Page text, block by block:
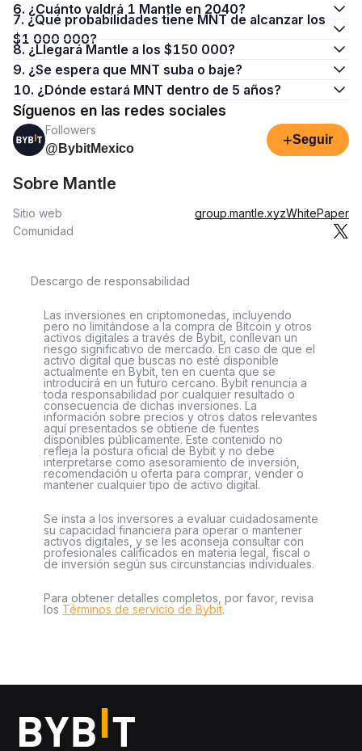
6. ¿Cuánto valdrá 1 Mantle en 2040?
7. ¿Qué probabilidades tiene MNT de alcanzar los
$1 000 000?
8. ¿Llegará Mantle a los $150 000?
9. ¿Se espera que MNT suba o baje?
10. ¿Dónde estará MNT dentro de 5 años?
Síguenos en las redes sociales
Followers
@BybitMexico
+Seguir
Sobre Mantle
Sitio web group.mantle.xyzWhitePaper
Comunidad
Descargo de responsabilidad
Las inversiones en criptomonedas, incluyendo
pero no limitándose a la compra de Bitcoin y otros
activos digitales a través de Bybit, conllevan un
riesgo significativo de mercado. En caso de que el
activo digital que buscas no esté disponible
actualmente en Bybit, ten en cuenta que se
introducirá en un futuro cercano. Bybit renuncia a
toda responsabilidad por cualquier resultado o
consecuencia de dichas inversiones. La
información sobre precios y otros datos relevantes
aquí presentados se obtiene de fuentes
disponibles públicamente. Este contenido no
refleja la postura oficial de Bybit y no debe
interpretarse como asesoramiento de inversión,
recomendación u oferta para comprar, vender o
mantener cualquier tipo de activo digital.
Se insta a los inversores a evaluar cuidadosamente
su capacidad financiera para operar o mantener
activos digitales, y se les aconseja consultar con
profesionales calificados en materia legal, fiscal o
de inversión según sus circunstancias individuales.
Para obtener detalles completos, por favor, revisa
los Términos de servicio de Bybit.